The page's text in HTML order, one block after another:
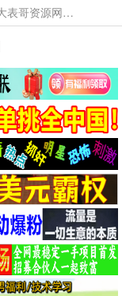
本网站提供资源工具下载，大老表资源工具，大表哥资源网软件工具，大老表资源下载，活动线报福利资源分享,活动线报，大型网游经典游戏，网络热门技术游戏辅助交流与分享。